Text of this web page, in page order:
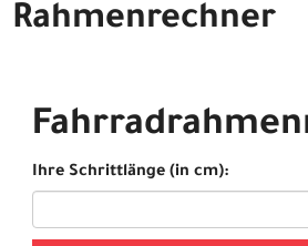
Rahmenrechner
Ihre Schrittlänge (in cm):